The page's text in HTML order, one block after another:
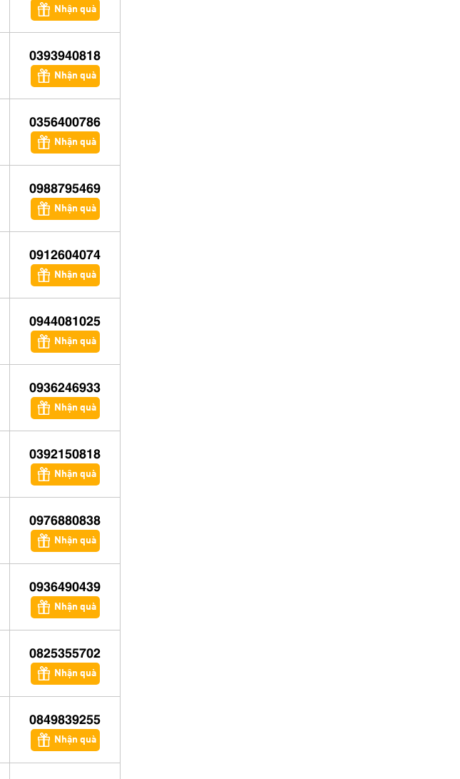
Nhận quà
0393940818
Nhận quà
0356400786
Nhận quà
0988795469
Nhận quà
0912604074
Nhận quà
0944081025
Nhận quà
0936246933
Nhận quà
0392150818
Nhận quà
0976880838
Nhận quà
0936490439
Nhận quà
0825355702
Nhận quà
0849839255
Nhận quà